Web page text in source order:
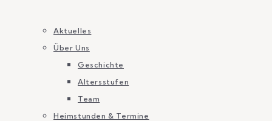
Aktuelles
Über Uns
Geschichte
Altersstufen
Team
Heimstunden & Termine